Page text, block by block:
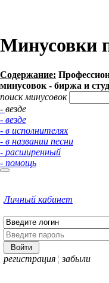
Минусовки
Содержание:
минусовок - биржа и
поиск минусовок
- везде
- везде
- в исполнителях
- в названии песни
- расширенный
- помощь
Личный кабинет
регистрация ¦ забыли